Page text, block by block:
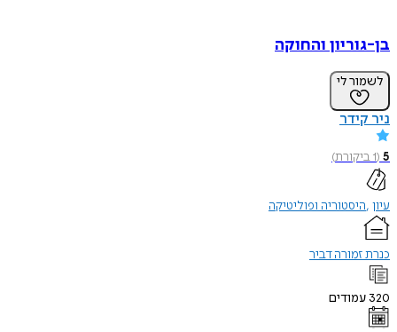
בן-גוריון והחוקה
לשמור לי
ניר קידר
5
(
1ביקורת)
עיון היסטוריה ופוליטיקה
כנרת זמורה דביר
320 עמודים